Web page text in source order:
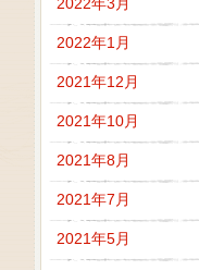
2022年1月
2021年12月
2021年10月
2021年8月
2021年7月
2021年5月